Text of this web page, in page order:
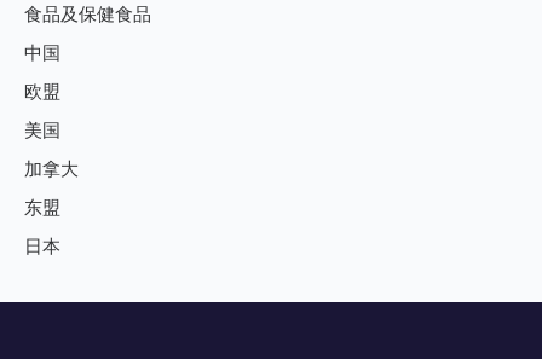
食品及保健食品
中国
欧盟
美国
加拿大
东盟
日本